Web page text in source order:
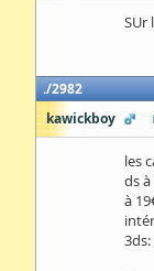
SUr
2982
kawickboy
les
ds
à